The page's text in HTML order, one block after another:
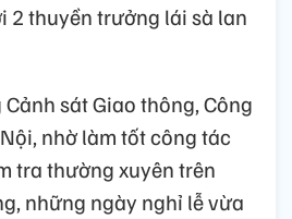
2 thuyền trưởng lái sà lan
sát Giao thông, Công
nhờ làm tốt công tác
tra thường xuyên trên
những ngày nghỉ lễ vừa